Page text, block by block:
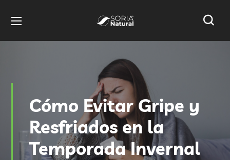
Cómo Evitar Gripe y
Resfriados en la
Temporada Invernal